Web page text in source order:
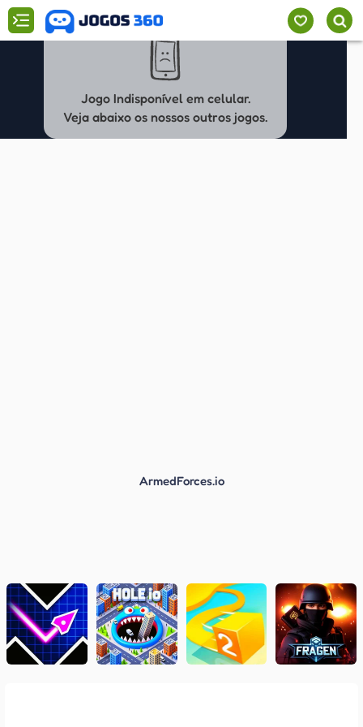
Jogo Indisponível em celular.
Veja abaixo os nossos outros jogos.
ArmedForces.io